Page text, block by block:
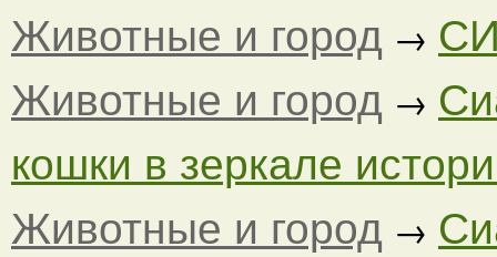
Животные и город →
Животные и город →
кошки в зеркале
Животные и город →